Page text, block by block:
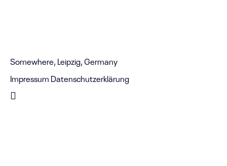
Somewhere, Leipzig, Germany
Impressum Datenschutzerklärung